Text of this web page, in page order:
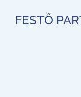
FESTŐ